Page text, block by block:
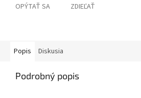
OPÝTAŤ SA ZDIEĽAŤ
Popis Diskusia
Podrobný popis